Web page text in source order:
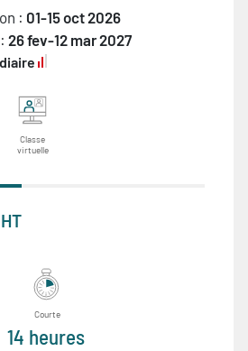
: 01-15 oct 2026
26 fev-12 mar 2027
Classe
virtuelle
HT
Courte
14 heures